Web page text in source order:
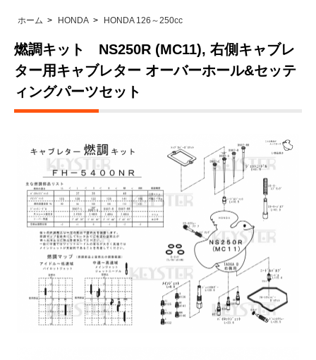
ホーム > HONDA > HONDA 126～250cc
燃調キット NS250R (MC11), 右側キャブレ
ター用キャブレター オーバーホール&セッテ
ィングパーツセット